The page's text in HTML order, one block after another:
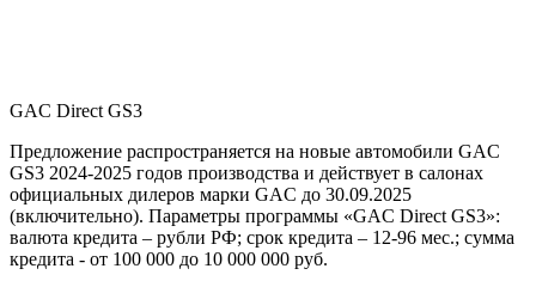
GAC Direct GS3
Предложение распространяется на новые автомобили GAC
GS3 2024-2025 годов производства и действует в салонах
официальных дилеров марки GAC до 30.09.2025
(включительно). Параметры программы «GAC Direct GS3»:
валюта кредита – рубли РФ; срок кредита – 12-96 мес.; сумма
кредита - от 100 000 до 10 000 000 руб.